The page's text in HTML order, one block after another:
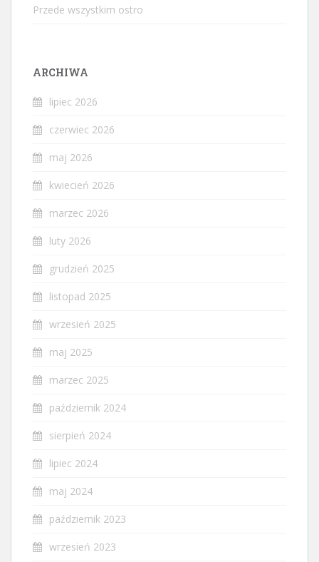
Przede wszystkim ostro
ARCHIWA
lipiec 2026
czerwiec 2026
maj 2026
kwiecień 2026
marzec 2026
luty 2026
grudzień 2025
listopad 2025
wrzesień 2025
maj 2025
marzec 2025
październik 2024
sierpień 2024
lipiec 2024
maj 2024
październik 2023
wrzesień 2023